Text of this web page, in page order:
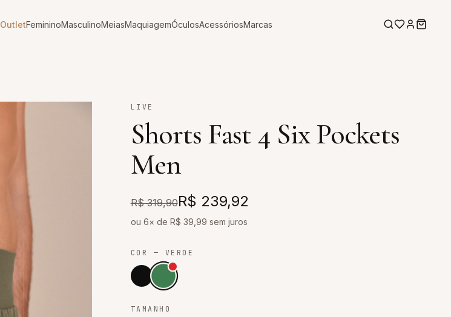
OutletFemininoMasculinoMeiasMaquiagemÓculosAcessóriosMarcas
LIVE
Shorts Fast 4 Six Pockets
Men
R$ 319,90R$ 239,92
ou 6× de R$ 39,99 sem juros
COR — VERDE
TAMANHO